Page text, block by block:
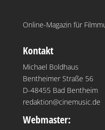
Online-Magazin für
Kontakt
Michael Boldhaus
Bentheimer Straße 56
D-48455 Bad Bentheim
redaktion@cinemusic.de
Webmaster: